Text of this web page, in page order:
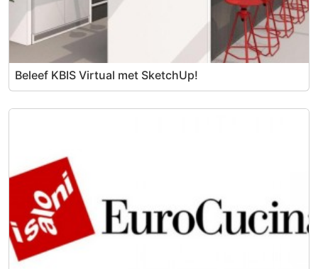
Beleef KBIS Virtual met SketchUp!